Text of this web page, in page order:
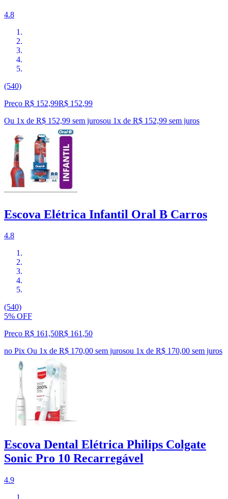
4.8
(540)
Preço R$ 152,99R$ 152,99
Ou 1x de R$ 152,99 sem jurosou 1x de R$ 152,99 sem juros
Escova Elétrica Infantil Oral B Carros
4.8
(540)
5% OFF
Preço R$ 161,50R$ 161,50
no Pix Ou 1x de R$ 170,00 sem jurosou 1x de R$ 170,00 sem juros
Escova Dental Elétrica Philips Colgate
Sonic Pro 10 Recarregável
4.9